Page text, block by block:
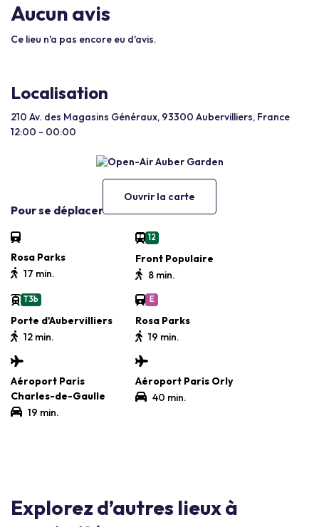
Aucun avis
Ce lieu n'a pas encore eu d'avis.
Localisation
210 Av. des Magasins Généraux, 93300 Aubervilliers, France
12:00 - 00:00
Ouvrir la carte
Pour se déplacer
Rosa Parks
17 min.
12
Front Populaire
8 min.
T3b
Porte d'Aubervilliers
12 min.
E
Rosa Parks
19 min.
Aéroport Paris
Charles-de-Gaulle
19 min.
Aéroport Paris Orly
40 min.
Explorez d’autres lieux à